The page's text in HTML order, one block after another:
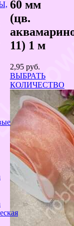
60 мм
(цв.
11) 1 м
2,95 руб.
ВЫБРАТЬ
КОЛИЧЕСТВО